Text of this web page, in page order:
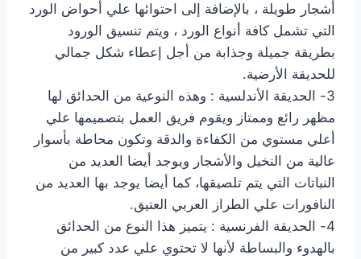
أشجار طويلة ، بالإضافة إلى احتوائها علي أحواض الورد
التي تشمل كافة أنواع الورد ، ويتم تنسيق الورود
بطريقة جميلة وجذابة من أجل إعطاء شكل جمالي
للحديقة الأرضية.
3- الحديقة الأندلسية : وهذه النوعية من الحدائق لها
مظهر رائع وممتاز ويقوم فريق العمل بتصميمها علي
أعلي مستوي من الكفاءة والدقة وتكون محاطة بأسوار
عالية من النخيل والأشجار ويوجد أيضا العديد من
النباتات التي يتم تلصيقها، كما أيضا يوجد بها العديد من
النافورات علي الطراز العربي العتيق.
4- الحديقة الفرنسية : يتميز هذا النوع من الحدائق
بالهدوء والبساطة لأنها لا تحتوي علي عدد كبير من